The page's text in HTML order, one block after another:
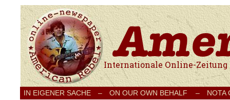
Internationale Onlinezeitung für Frieden,
IN EIGENER SACHE – ON OUR OWN BEHALF –
NOTA